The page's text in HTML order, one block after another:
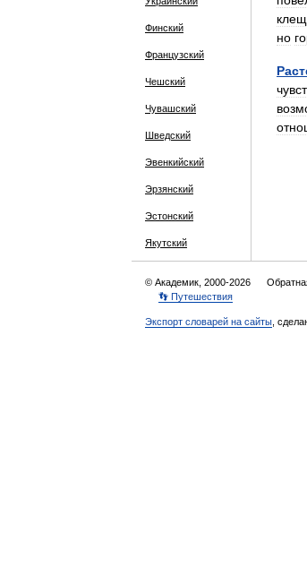
Финский
Французский
Чешский
Чувашский
Шведский
Эвенкийский
Эрзянский
Эстонский
Якутский
но
© Академик, 2000-2026
👣 Путешествия
Экспорт словарей на сайты ,